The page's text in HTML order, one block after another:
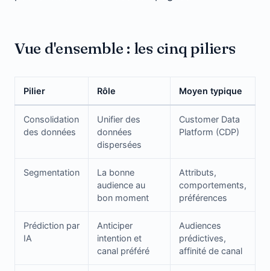
Vue d'ensemble : les cinq piliers
Pilier Rôle Moyen typique
Consolidation
des données
Unifier des
données
dispersées
Customer Data
Platform (CDP)
Segmentation
La bonne
audience au
bon moment
Attributs,
comportements,
préférences
Prédiction par
IA
Anticiper
intention et
canal préféré
Audiences
prédictives,
affinité de canal